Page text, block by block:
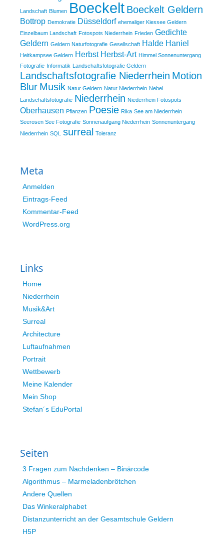
Landschaft Blumen Boeckelt Boeckelt Geldern
Bottrop Demokratie Düsseldorf ehemaliger Kiessee Geldern
Einzelbaum Landschaft Fotospots Niederrhein Frieden Gedichte
Geldern Geldern Naturfotografie Gesellschaft Halde Haniel
Heitkampsee Geldern Herbst Herbst-Art Himmel Sonnenuntergang
Fotografie Informatik Landschaftsfotografie Geldern
Landschaftsfotografie Niederrhein Motion
Blur Musik Natur Geldern Natur Niederrhein Nebel
Landschaftsfotografie Niederrhein Niederrhein Fotospots
Oberhausen Pflanzen Poesie Rika See am Niederrhein
Seerosen See Fotografie Sonnenaufgang Niederrhein Sonnenuntergang
Niederrhein SQL surreal Toleranz
Meta
Anmelden
Eintrags-Feed
Kommentar-Feed
WordPress.org
Links
Home
Niederrhein
Musik&Art
Surreal
Architecture
Luftaufnahmen
Portrait
Wettbewerb
Meine Kalender
Mein Shop
Stefan´s EduPortal
Seiten
3 Fragen zum Nachdenken – Binärcode
Algorithmus – Marmeladenbrötchen
Andere Quellen
Das Winkeralphabet
Distanzunterricht an der Gesamtschule Geldern
H5P